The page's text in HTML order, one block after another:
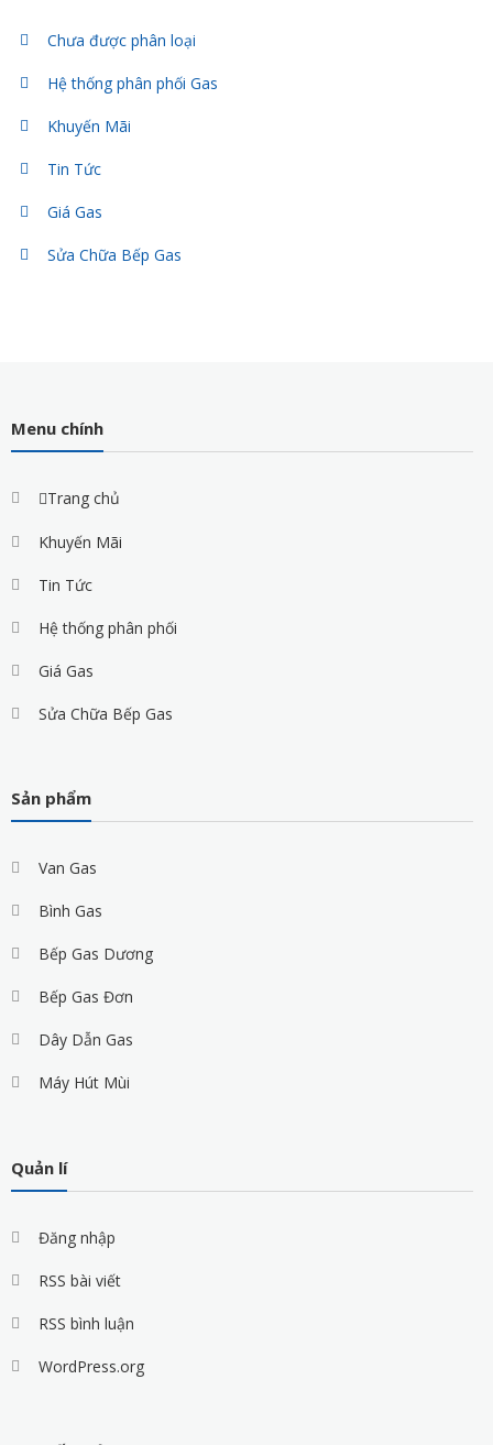
Chưa được phân loại
Hệ thống phân phối Gas
Khuyến Mãi
Tin Tức
Giá Gas
Sửa Chữa Bếp Gas
Menu chính
Trang chủ
Khuyến Mãi
Tin Tức
Hệ thống phân phối
Giá Gas
Sửa Chữa Bếp Gas
Sản phẩm
Van Gas
Bình Gas
Bếp Gas Dương
Bếp Gas Đơn
Dây Dẫn Gas
Máy Hút Mùi
Quản lí
Đăng nhập
RSS bài viết
RSS bình luận
WordPress.org